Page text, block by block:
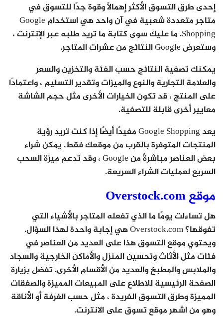
إحدى طرق التسوق الأكثر إهمالًا وقوة جدًا للتسوق في
متاجر متعددة شعبية في آن واحد هي استخدام Google
Shopping. ما عليك سوى كتابة ما تريد طلبه عبر الإنترنت ،
وستعرض Google النتائج من عشرات المتاجر.
يمكنك تصفية النتائج حسب الفئة والتخزين والسعر
والعلامة التجارية والنوع والميزات وتقدير التسليم ، واعتمادًا
على المنتج ، قد تكون الخيارات الأخرى مثل حجم الشاشة
معايير أخرى قابلة للتصفية.
يعد Google Shopping مفيدًا أيضًا إذا كنت تريد رؤية
المنتجات المتوفرة بالقرب من موقعك فقط. يمكن شراء
بعض العناصر مباشرةً من Google ، وقد تدعم ميزة السحب
السريع لعمليات الشراء السريعة.
موقع Overstock.com
هل تساءلت يومًا ما الذي تفعله المتاجر بالأشياء التي
تفوقها؟ Overstock.com هي إجابة واحدة لهذا السؤال.
ويحتوي موقع التسوق هذا على العديد من العناصر في
فئات مثل الأثاث وتحسين المنزل والأماكن الخارجية والسجاد
والملابس والمطبخ والعديد من الأقسام الأخرى. تفضل بزيارة
الصفحة الرئيسية للاطلاع على المبيعات المميزة والصفقات
المميزة وطرق التسوق الفريدة ، مثل حسب الغرفة أو الأناقة
وهو من اشهر موقع تسوق على الانترنت.